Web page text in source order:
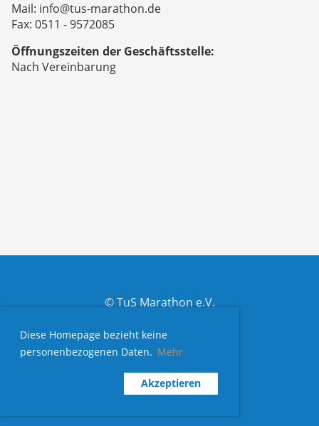
Diese Homepage bezieht keine
personenbezogenen Daten. Mehr
Akzeptieren
Mail: info@tus-marathon.de
Fax: 0511 - 9572085
Öffnungszeiten der Geschäftsstelle:
Nach Vereinbarung
© TuS Marathon e.V.
Impressum